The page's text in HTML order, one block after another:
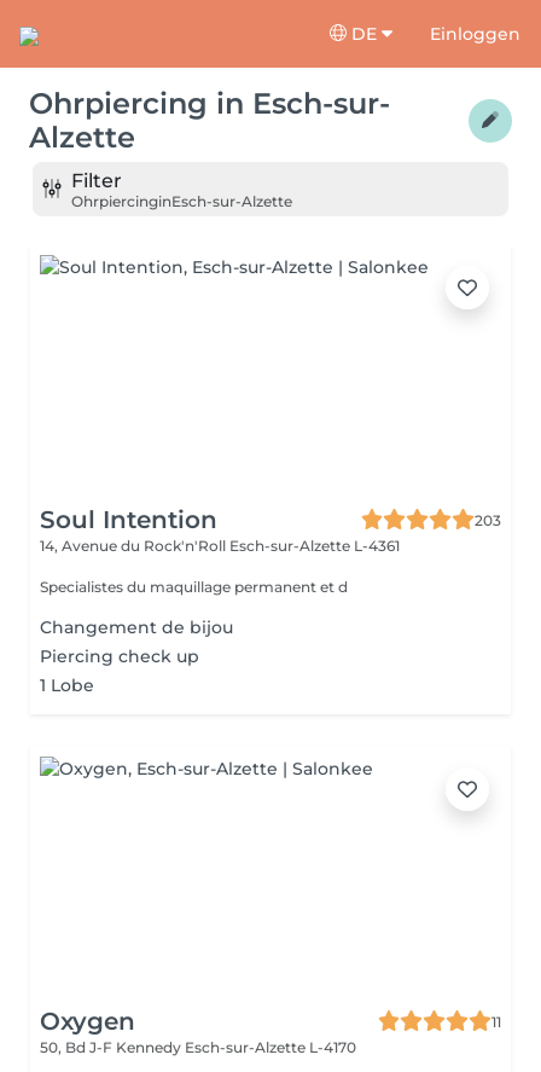
DE Einloggen
Ohrpiercing in Esch-sur-
Alzette
Filter
OhrpiercinginEsch-sur-Alzette
Soul Intention
203
14, Avenue du Rock'n'Roll Esch-sur-Alzette L-4361
Specialistes du maquillage permanent et d
Changement de bijou
Piercing check up
1 Lobe
Oxygen
11
50, Bd J-F Kennedy Esch-sur-Alzette L-4170